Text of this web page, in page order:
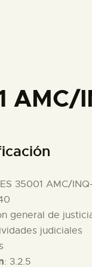
AMC/
35001 AMC/
general de
judiciales
: 3.2.5